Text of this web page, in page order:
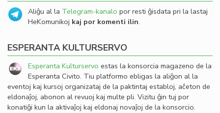
Aliĝu al la Telegram-kanalo por resti ĝisdata pri la lastaj
HeKomunikoj kaj por komenti ilin.
ESPERANTA KULTURSERVO
Esperanta Kulturservo estas la konsorcia magazeno de la
Esperanta Civito. Tiu platformo ebligas la aliĝon al la
eventoj kaj kursoj organizataj de la paktintaj establoj, aĉeton de
eldonaĵoj, abonon al revuoj kaj multe pli. Vizitu ĝin tuj por
konatiĝi kun la aktivaĵoj kaj eldonaj novaĵoj de la konsorcio.